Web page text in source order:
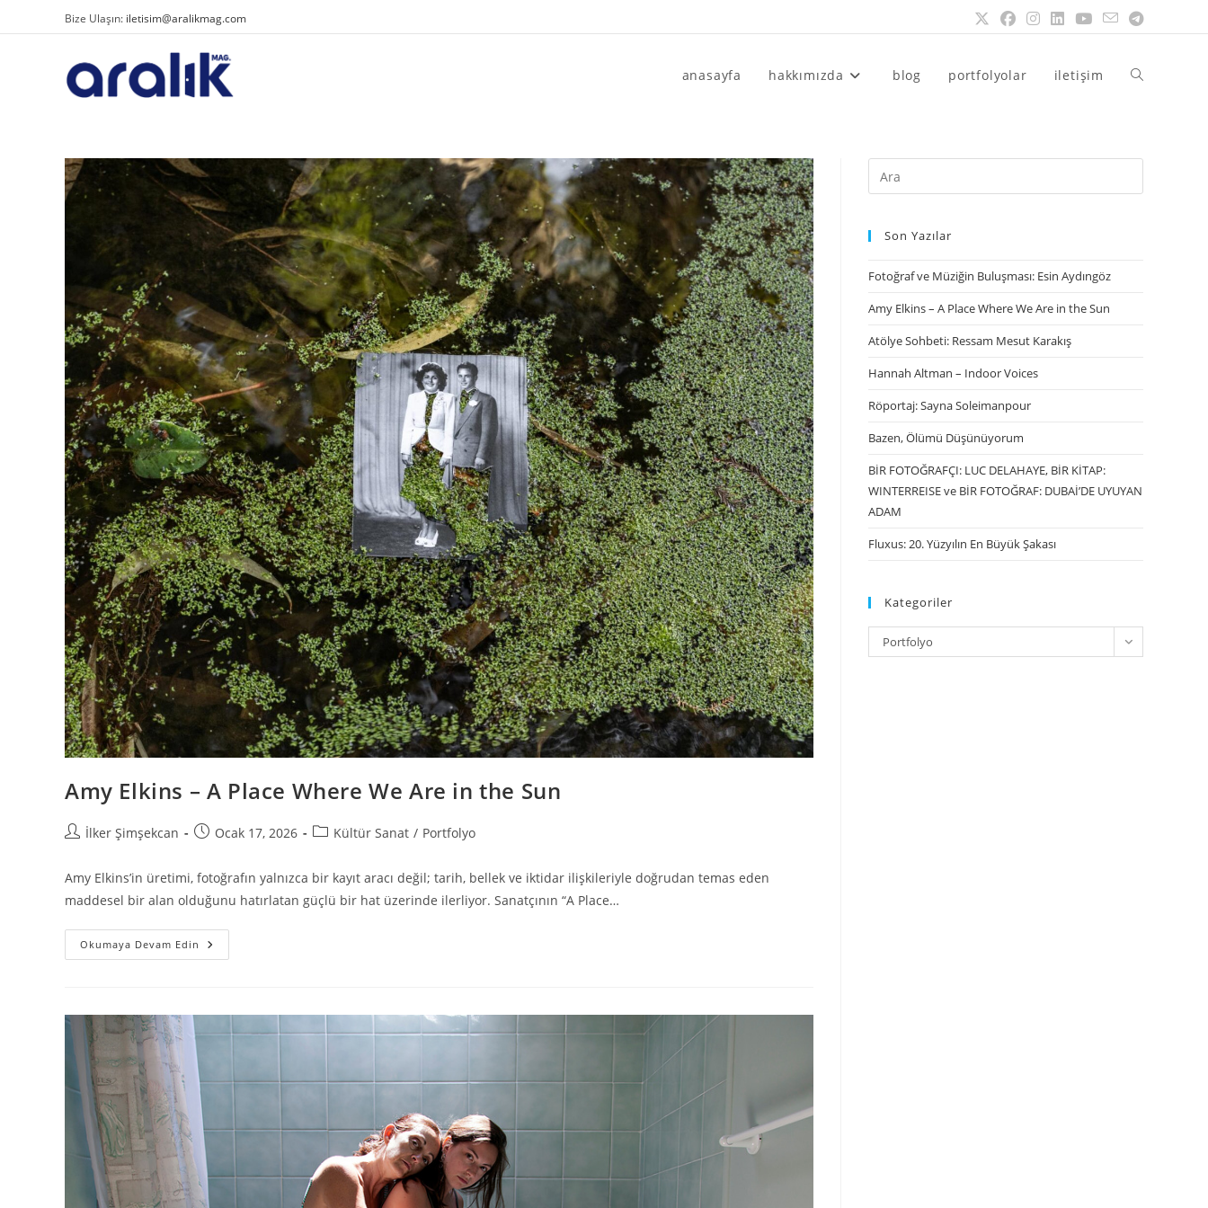
Bize Ulaşın: iletisim@aralikmag.com
anasayfa hakkımızda blog portfolyolar iletişim
Amy Elkins – A Place Where We Are in the Sun
İlker Şimşekcan Ocak 17, 2026 Kültür Sanat / Portfolyo
Amy Elkins’in üretimi, fotoğrafın yalnızca bir kayıt aracı değil; tarih, bellek ve iktidar ilişkileriyle doğrudan temas eden
maddesel bir alan olduğunu hatırlatan güçlü bir hat üzerinde ilerliyor. Sanatçının “A Place…
Okumaya Devam Edin
Son Yazılar
Fotoğraf ve Müziğin Buluşması: Esin Aydıngöz
Amy Elkins – A Place Where We Are in the Sun
Atölye Sohbeti: Ressam Mesut Karakış
Hannah Altman – Indoor Voices
Röportaj: Sayna Soleimanpour
Bazen, Ölümü Düşünüyorum
BİR FOTOĞRAFÇI: LUC DELAHAYE, BİR KİTAP:
WINTERREISE ve BİR FOTOĞRAF: DUBAİ’DE UYUYAN
ADAM
Fluxus: 20. Yüzyılın En Büyük Şakası
Kategoriler
Portfolyo